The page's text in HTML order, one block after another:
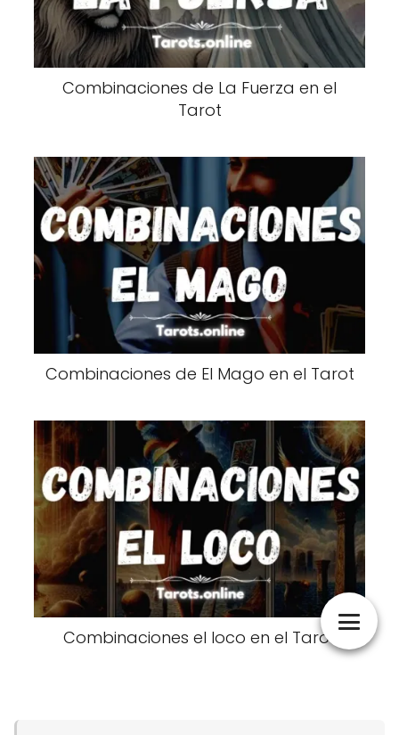
Combinaciones de La Fuerza en el
Tarot
Combinaciones de El Mago en el Tarot
Combinaciones el loco en el Tarot